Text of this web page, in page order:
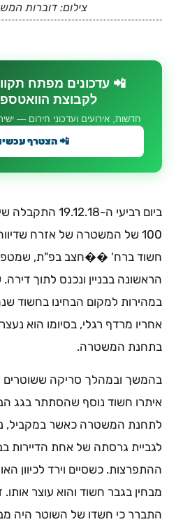
צילום: דוברות
📲 עדכונים מפתח
לקבוצת
חדשות, אירועים ועדכוני חירום —
📲 הצטרף
ביום רביעי ה-
100 של המשטרה של אזרח
חשוד ברח' ��חצב בפ"ת,
הראשונה בבניין ונכנס לתוך
במהירות למקום הבחינו בחשוד
אחריו מרדף רגלי, בסיומו הוא
בתחנת המשטרה.
בהמשך ובמהלך סריקה ששוטרים
איתרו חשוד נוסף שהסתתר בגג
לתחנת המשטרה כאשר במקביל,
לגביית גרסתה של אחת הדיירות
ההתפרצות. כשסיים וירד לכיוון
מבחין בגבר חשוד והוא עוצר
התברר כי חשדו של השוטר היה